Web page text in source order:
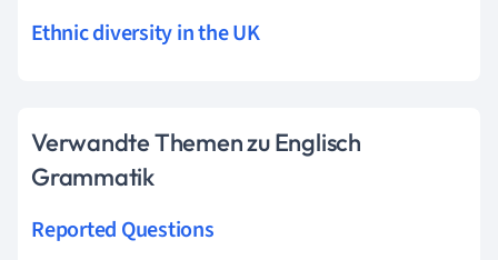
Ethnic diversity in the UK
Verwandte Themen zu Englisch
Grammatik
Reported Questions